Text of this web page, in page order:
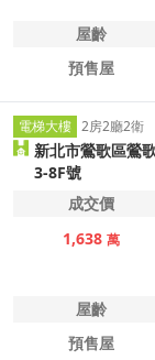
屋齡
預售屋
電梯大樓 2房2廳2衛
新北市鶯歌區鶯
3-8F號
成交價
1,638 萬
屋齡
預售屋